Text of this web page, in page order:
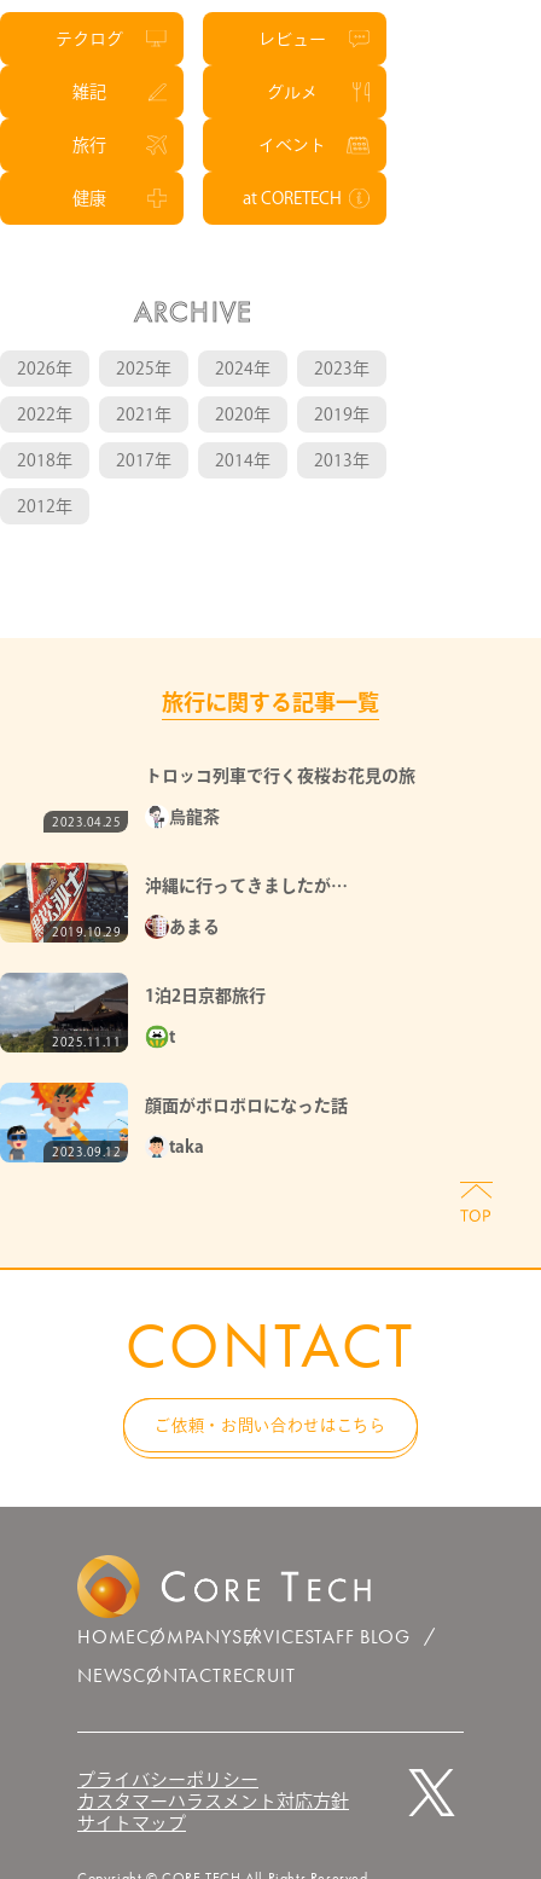
テクログ レビュー
雑記 グルメ
旅行 イベント
健康 at CORETECH
ARCHIVE
2026年 2025年 2024年 2023年
2022年 2021年 2020年 2019年
2018年 2017年 2014年 2013年
2012年
旅行に関する記事一覧
2023.04.25
トロッコ列車で行く夜桜お花見の旅
烏龍茶
2019.10.29
沖縄に行ってきましたが…
あまる
2025.11.11
1泊2日京都旅行
t
2023.09.12
顔面がボロボロになった話
taka
CONTACT
ご依頼・お問い合わせはこちら
HOMECOMPANYSERVICESTAFF BLOG
NEWSCONTACTRECRUIT
プライバシーポリシー
カスタマーハラスメント対応方針
サイトマップ